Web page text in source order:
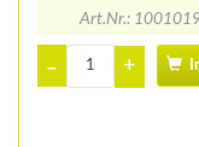
Art.Nr.:
– +